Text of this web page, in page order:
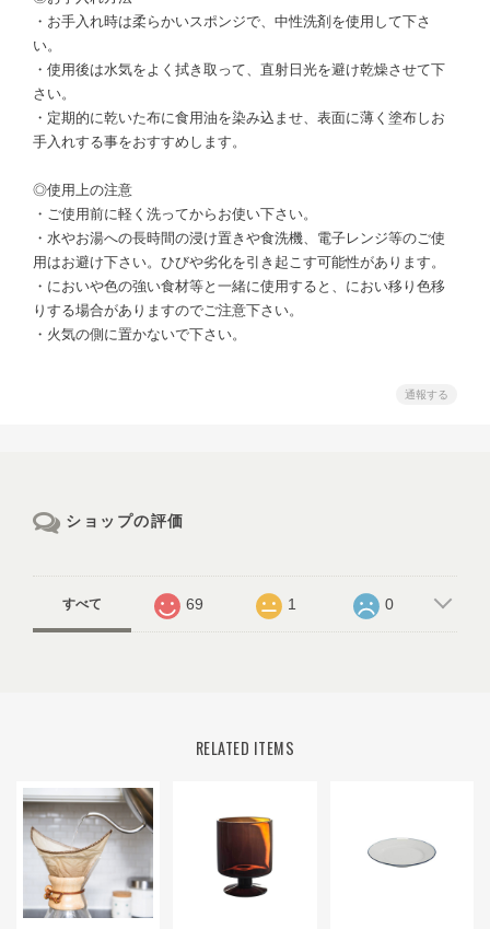
・お手入れ時は柔らかいスポンジで、中性洗剤を使用して下さ
い。
・使用後は水気をよく拭き取って、直射日光を避け乾燥させて下
さい。
・定期的に乾いた布に食用油を染み込ませ、表面に薄く塗布しお
手入れする事をおすすめします。
◎使用上の注意
・ご使用前に軽く洗ってからお使い下さい。
・水やお湯への長時間の浸け置きや食洗機、電子レンジ等のご使
用はお避け下さい。ひびや劣化を引き起こす可能性があります。
・においや色の強い食材等と一緒に使用すると、におい移り色移
りする場合がありますのでご注意下さい。
・火気の側に置かないで下さい。
通報する
ショップの評価
すべて 69 1 0
RELATED ITEMS